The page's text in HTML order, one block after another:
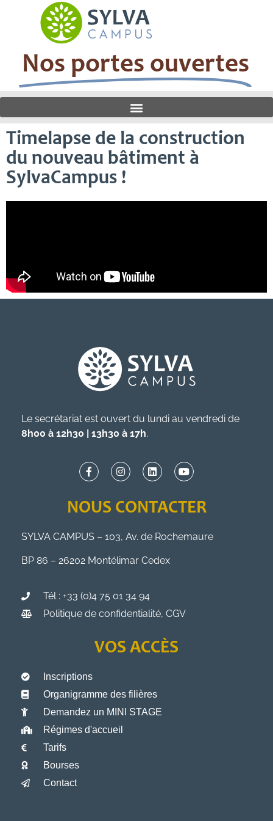
Nos portes ouvertes
Timelapse de la construction
du nouveau bâtiment à
SylvaCampus !
Le secrétariat est ouvert du lundi au vendredi de
8h00 à 12h30 | 13h30 à 17h.
NOUS CONTACTER
SYLVA CAMPUS – 103, Av. de Rochemaure
BP 86 – 26202 Montélimar Cedex
Tél : +33 (0)4 75 01 34 94
Politique de confidentialité, CGV
VOS ACCÈS
Inscriptions
Organigramme des filières
Demandez un MINI STAGE
Régimes d'accueil
Tarifs
Bourses
Contact